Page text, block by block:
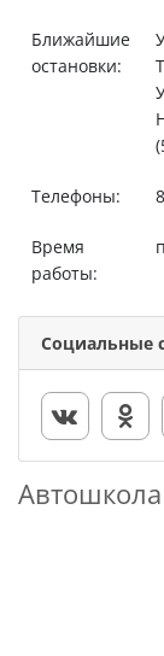
Ближайшие
остановки:
Телефоны:
Время
работы:
Социальные